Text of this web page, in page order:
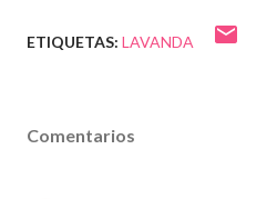
ETIQUETAS: LAVANDA
Comentarios